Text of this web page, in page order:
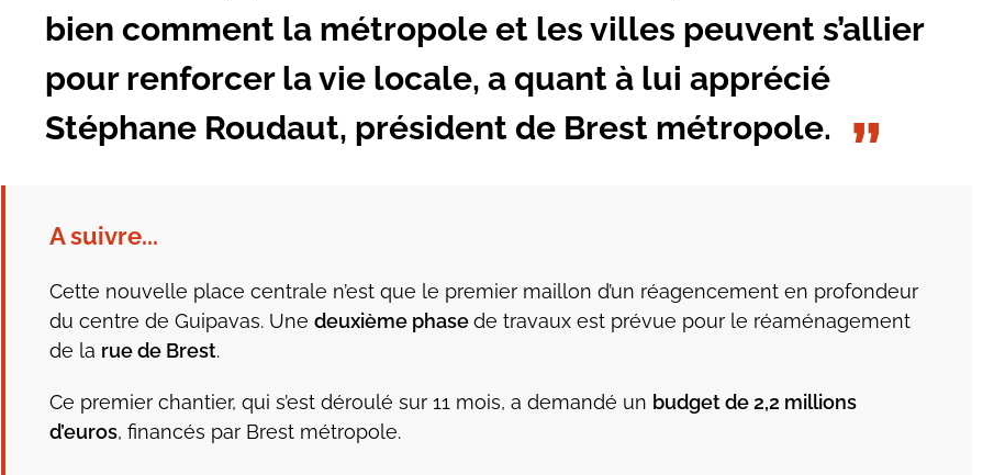
bien comment la métropole et les villes peuvent s’allier
pour renforcer la vie locale, a quant à lui apprécié
Stéphane Roudaut, président de Brest métropole.
A suivre...
Cette nouvelle place centrale n’est que le premier maillon d’un réagencement en profondeur
du centre de Guipavas. Une deuxième phasede travaux est prévue pour le réaménagement
de la rue de Brest.
Ce premier chantier, qui s’est déroulé sur 11 mois, a demandé un budget de 2,2 millions
d’euros, financés par Brest métropole.